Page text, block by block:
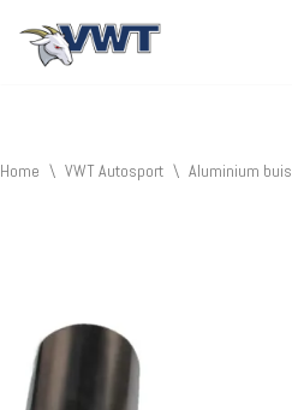
Home \ VWT Autosport \ Aluminium buis